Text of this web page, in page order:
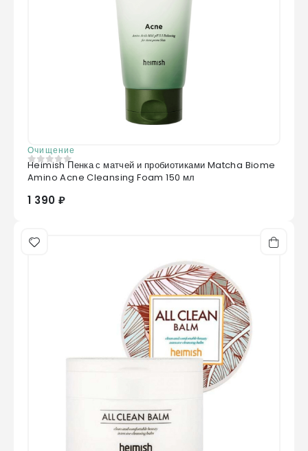
Очищение
0из 5
Heimish Пенка с матчей и пробиотиками Matcha Biome
Amino Acne Cleansing Foam 150 мл
1 390 ₽